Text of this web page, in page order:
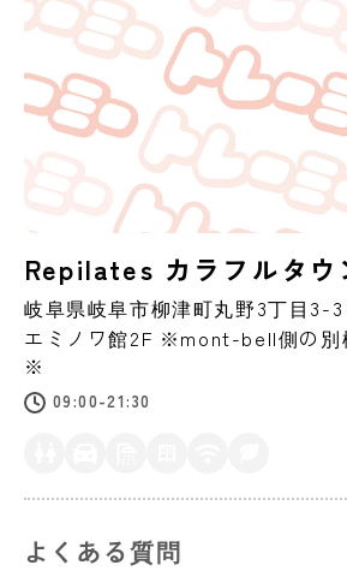
Repilates カラフルタウ
岐阜県岐阜市柳津町丸野3丁目3-
エミノワ館2F ※mont-bell側の別
※
09:00-21:30
よくある質問